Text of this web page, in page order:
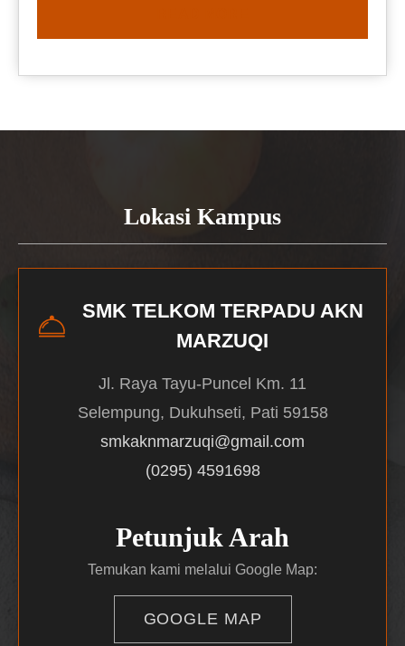
Lokasi Kampus
SMK TELKOM TERPADU AKN
MARZUQI
Jl. Raya Tayu-Puncel Km. 11
Selempung, Dukuhseti, Pati 59158
smkaknmarzuqi@gmail.com
(0295) 4591698
Petunjuk Arah
Temukan kami melalui Google Map:
GOOGLE MAP